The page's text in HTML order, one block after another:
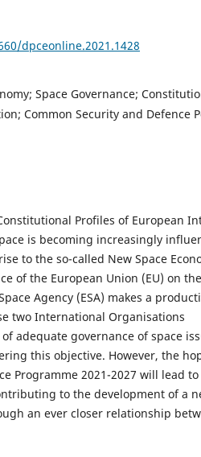
dpceonline.2021.1428
Space Governance;
Common Security and Defence
Profiles of European
is becoming increasingly
to the so-called New Space
of the European Union (EU) on
Agency (ESA) makes a
two International Organisations
adequate governance of space
this objective. However, the
Programme 2021-2027 will lead to
to the development of a
an ever closer relationship